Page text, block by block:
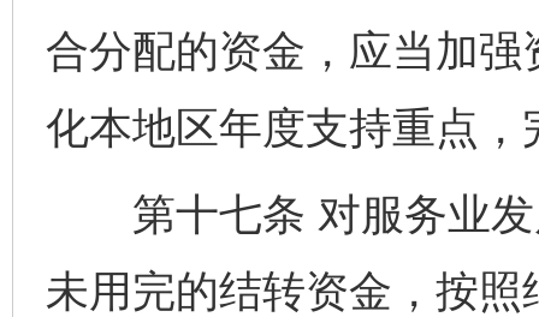
合分配的资金，应当加
化本地区年度支持重点
第十七条 对服务业发
未用完的结转资金，按